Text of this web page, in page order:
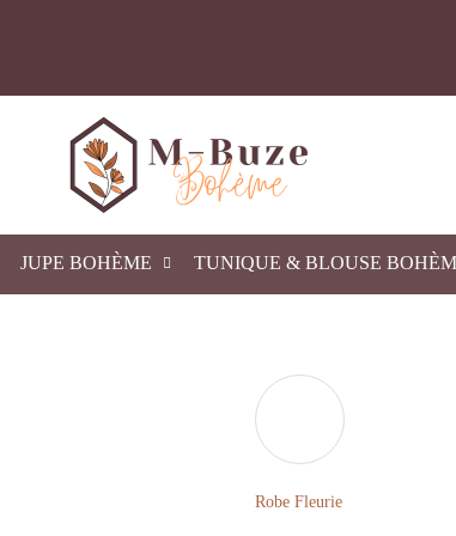
JUPE BOHÈME TUNIQUE & BLOUSE
Robe Fleurie